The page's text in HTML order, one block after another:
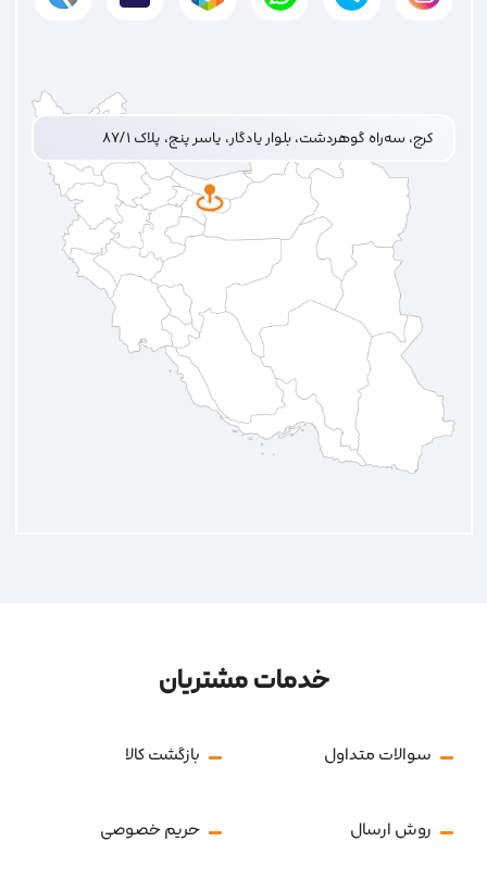
کرج، سه‌راه گوهردشت، بلوار یادگار، یاسر پنج، پلاک ۸۷/۱
خدمات مشتریان
سوالات متداول بازگشت کالا
روش ارسال حریم خصوصی